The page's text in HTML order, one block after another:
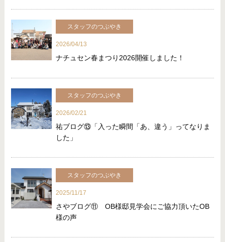
スタッフのつぶやき
2026/04/13
ナチュセン春まつり2026開催しました！
スタッフのつぶやき
2026/02/21
祐ブログ⑬「入った瞬間「あ、違う」ってなりま
した」
スタッフのつぶやき
2025/11/17
さやブログ⑪ OB様邸見学会にご協力頂いたOB
様の声